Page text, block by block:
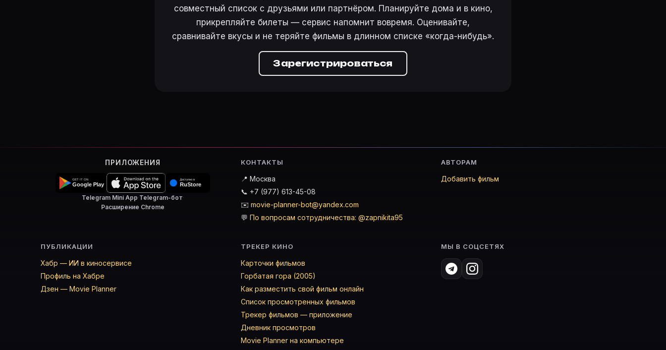
совместный список с друзьями или партнёром. Планируйте дома и в кино,
прикрепляйте билеты — сервис напомнит вовремя. Оценивайте,
сравнивайте вкусы и не теряйте фильмы в длинном списке «когда-нибудь».
Зарегистрироваться
ПРИЛОЖЕНИЯ
Telegram Mini App·Telegram-бот·
Расширение Chrome
КОНТАКТЫ
📍 Москва
📞 +7 (977) 613-45-08
✉️ movie-planner-bot@yandex.com
💬 По вопросам сотрудничества: @zapnikita95
АВТОРАМ
Добавить фильм
ПУБЛИКАЦИИ
Хабр — ИИ в киносервисе
Профиль на Хабре
Дзен — Movie Planner
ТРЕКЕР КИНО
Карточки фильмов
Горбатая гора (2005)
Как разместить свой фильм онлайн
Список просмотренных фильмов
Трекер фильмов — приложение
Дневник просмотров
Movie Planner на компьютере
МЫ В СОЦСЕТЯХ